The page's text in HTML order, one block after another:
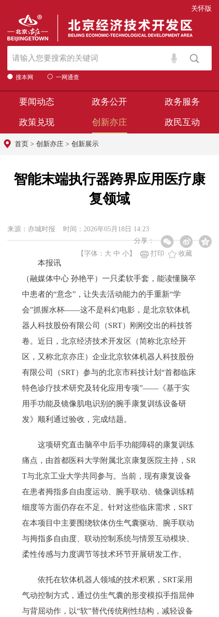
关怀版
搜本网 一网通查
要闻动态 政务公开 政务服务
政策兑现 创新亦庄 政民互动
首页 > 创新亦庄 > 创新展示
智能末端执行器跨界应用医疗康
复领域
来源：亦城时报 时间：2026年05月18日 14:23
分享：
【字体： 大 中 小 】 打印 收藏
本报讯
（融媒体中心 孙艳平）一只柔软手套，能读懂脑卒
中患者的“意念”，让失去活动能力的手重新“学
会”抓握水杯——这不是科幻电影，是北京软体机
器人科技股份有限公司（SRT）刚刚交出的科技答
卷。近日，北京经济技术开发区（简称北京经开
区，又称北京亦庄）企业北京软体机器人科技股份
有限公司（SRT）参与的北京市科技计划“首都临床
特色诊疗技术研究及转化应用专项”——《基于实
用手功能及镜像肌电识别的腕手康复训练设备研
发》顺利通过验收，完成结题。
这项研究直击脑卒中后手功能障碍的康复训练
痛点，由首都医科大学附属北京康复医院主持，SR
T与北京工业大学共同参与。当前，现有康复设备
在患者拇指多自由度运动、腕手联动、镜像训练精
细度等方面仍存在不足。针对这些临床需求，SRT
在本项目中主要围绕软体仿生气囊驱动、腕手联动
与拇指多自由度、联动控制系统与情景互动模块、
柔性传感与力度调节等技术环节开展研发工作。
依托在软体机器人领域的技术积累，SRT采用
气动控制方式，通过仿生气囊的形变模拟手指屈伸
与背屈动作，以“软”替代传统刚性结构，减轻设备